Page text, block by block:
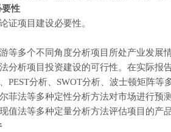
要性
证项目建设必要性。
等多个不同角度分析项目所处产业发展
分析项目投资建设的可行性。在实际报
PEST分析、SWOT分析、波士顿矩阵
菲法等多种定性分析方法对市场进行预
值法等多种定量分析方法评估项目的产